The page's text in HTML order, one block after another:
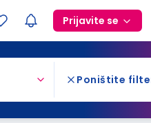
Prijavite se
Poništite